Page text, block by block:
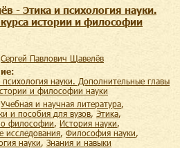
- Этика и психология науки.
истории и философии
Сергей Павлович Щавелёв
и философии науки
учебная и научная литература,
и пособия для вузов, этика,
философии, история науки,
исследования, философия науки,
науки,
знания и навыки